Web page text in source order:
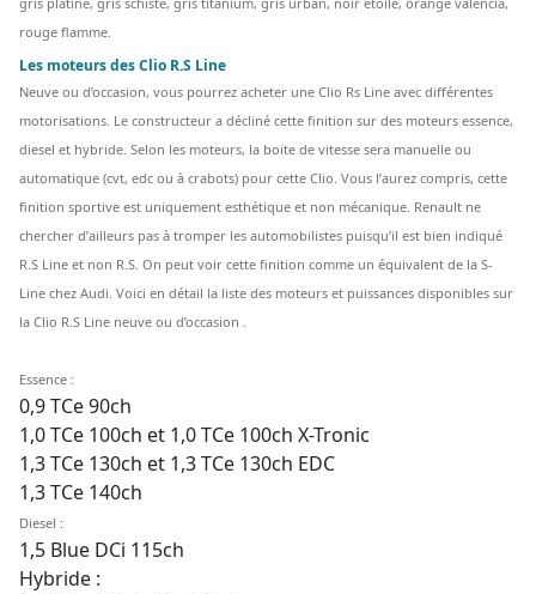
rouge flamme.
Les moteurs des Clio R.S Line
Neuve ou d’occasion, vous pourrez acheter une Clio Rs Line avec différentes
motorisations. Le constructeur a décliné cette finition sur des moteurs essence,
diesel et hybride. Selon les moteurs, la boite de vitesse sera manuelle ou
automatique (cvt, edc ou à crabots) pour cette Clio. Vous l’aurez compris, cette
finition sportive est uniquement esthétique et non mécanique. Renault ne
chercher d’ailleurs pas à tromper les automobilistes puisqu’il est bien indiqué
R.S Line et non R.S. On peut voir cette finition comme un équivalent de la S-
Line chez Audi. Voici en détail la liste des moteurs et puissances disponibles sur
la Clio R.S Line neuve ou d’occasion .
Essence :
0,9 TCe 90ch
1,0 TCe 100ch et 1,0 TCe 100ch X-Tronic
1,3 TCe 130ch et 1,3 TCe 130ch EDC
1,3 TCe 140ch
Diesel :
1,5 Blue DCi 115ch
Hybride :